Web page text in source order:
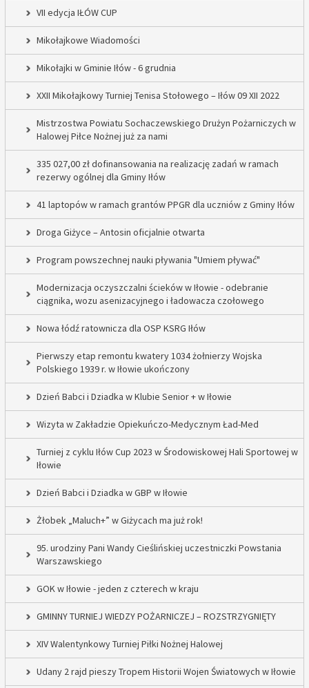
VII edycja IŁÓW CUP
Mikołajkowe Wiadomości
Mikołajki w Gminie Iłów - 6 grudnia
XXII Mikołajkowy Turniej Tenisa Stołowego – Iłów 09 XII 2022
Mistrzostwa Powiatu Sochaczewskiego Drużyn Pożarniczych w
Halowej Piłce Nożnej już za nami
335 027,00 zł dofinansowania na realizację zadań w ramach
rezerwy ogólnej dla Gminy Iłów
41 laptopów w ramach grantów PPGR dla uczniów z Gminy Iłów
Droga Giżyce – Antosin oficjalnie otwarta
Program powszechnej nauki pływania "Umiem pływać"
Modernizacja oczyszczalni ścieków w Iłowie - odebranie
ciągnika, wozu asenizacyjnego i ładowacza czołowego
Nowa łódź ratownicza dla OSP KSRG Iłów
Pierwszy etap remontu kwatery 1034 żołnierzy Wojska
Polskiego 1939 r. w Iłowie ukończony
Dzień Babci i Dziadka w Klubie Senior + w Iłowie
Wizyta w Zakładzie Opiekuńczo-Medycznym Ład-Med
Turniej z cyklu Iłów Cup 2023 w Środowiskowej Hali Sportowej w
Iłowie
Dzień Babci i Dziadka w GBP w Iłowie
Żłobek „Maluch+” w Giżycach ma już rok!
95. urodziny Pani Wandy Cieślińskiej uczestniczki Powstania
Warszawskiego
GOK w Iłowie - jeden z czterech w kraju
GMINNY TURNIEJ WIEDZY POŻARNICZEJ – ROZSTRZYGNIĘTY
XIV Walentynkowy Turniej Piłki Nożnej Halowej
Udany 2 rajd pieszy Tropem Historii Wojen Światowych w Iłowie